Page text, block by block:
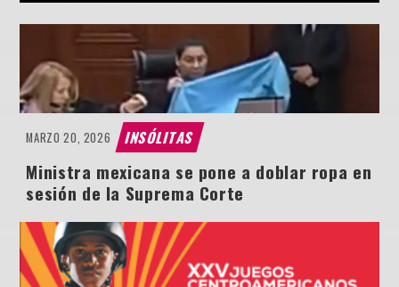
MARZO 20, 2026 INSÓLITAS
Ministra mexicana se pone a doblar ropa en
sesión de la Suprema Corte